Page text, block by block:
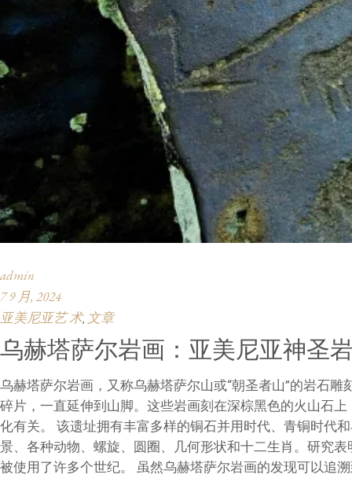
admin
7 9 月, 2024
亚美尼亚艺 术, 文章
乌赫塔萨尔岩画：亚美尼亚神圣
乌赫塔萨尔岩画，又称乌赫塔萨尔山或“朝圣者山”的岩石
碎片，一直延伸到山脚。这些岩画刻在深棕黑色的火山石
化有关。 该遗址拥有丰富多样的铜石并用时代、青铜时代
景、各种动物、螺旋、圆圈、几何形状和十二生肖。研究
被使用了许多个世纪。 虽然乌赫塔萨尔岩画的发现可以追